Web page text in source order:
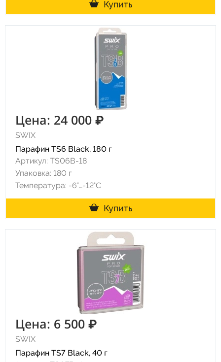
Купить
Цена: 24 000 ₽
SWIX
Парафин TS6 Black, 180 г
Артикул: TS06B-18
Упаковка: 180 г
Температура: -6°…-12°C
Купить
Цена: 6 500 ₽
SWIX
Парафин TS7 Black, 40 г